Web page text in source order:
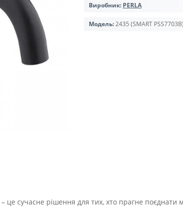
Виробник: PERLA
Модель:2435 (SMART PSS7703B)
це сучасне рішення для тих, хто прагне поєднати